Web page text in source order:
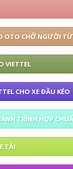
OTO CHỞ NGƯỜI
VIETTEL
CHO XE ĐẦU KÉO
TRÌNH HỢP
TẢI